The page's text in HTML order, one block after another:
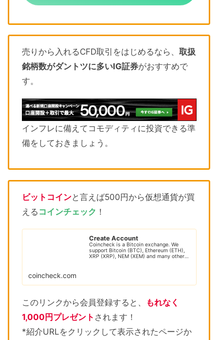
売りから入れるCFD取引をはじめるなら、 取扱
銘柄数がダントツに多いIG証券がおすすめで
す。
インフレに備えてコモディティに投資できる準
備をしておきましょう。
ビットコインと言えば500円から仮想通貨が買
える コインチェック ！
Create Account
Coincheck is a Bitcoin exchange. We
support Bitcoin (BTC), Ethereum (ETH),
XRP (XRP), NEM (XEM) and many other
coincheck.com
このリンクから会員登録すると、
もれなく
1,000円プレゼント されます！
*紹介URLをクリックして表示されたページか